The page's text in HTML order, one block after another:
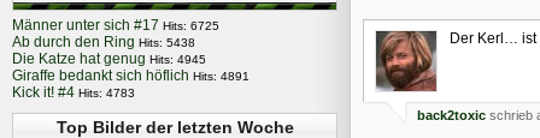
Der Kerl… ist
back2toxic schrieb
Männer unter sich #17 Hits: 6725
Ab durch den Ring Hits: 5438
Die Katze hat genug Hits: 4945
Giraffe bedankt sich höflich Hits: 4891
Kick it! #4 Hits: 4783
Top Bilder der letzten Woche